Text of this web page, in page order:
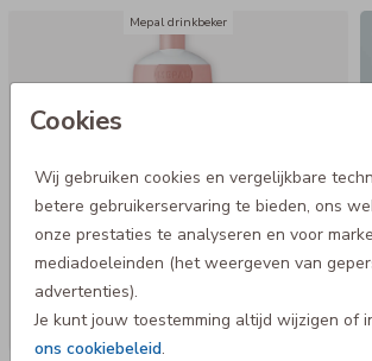
Cookies
Wij gebruiken cookies en vergelijkbare
betere gebruikerservaring te bieden, ons
onze prestaties te analyseren en voor
mediadoeleinden (het weergeven van
advertenties).
Je kunt jouw toestemming altijd wijzigen of
ons cookiebeleid.
- Bij voorkeur met de hand wassen of tot
graden in de vaatwasser
Mepal drinkbeker